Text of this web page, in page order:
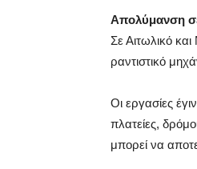
Απολύμανση
Σε Αιτωλικό
ραντιστικό
Οι εργασίες
πλατείες,
μπορεί να